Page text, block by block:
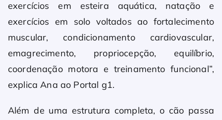
exercícios em esteira aquática, natação e
exercícios em solo voltados ao fortalecimento
muscular, condicionamento cardiovascular,
emagrecimento, propriocepção, equilíbrio,
coordenação motora e treinamento funcional”,
explica Ana ao Portal g1.
Além de uma estrutura completa, o cão passa